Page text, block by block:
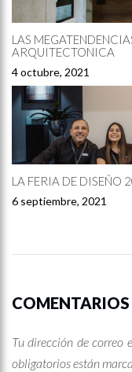
LAS
ARQUITECTONICA
4 octubre, 2021
LA FERIA DE DISEÑO
6 septiembre, 2021
COMENTARIOS
Tu dirección de correo
obligatorios están